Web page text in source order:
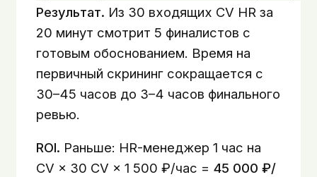
Результат. Из 30 входящих CV HR за
20 минут смотрит 5 финалистов с
готовым обоснованием. Время на
первичный скрининг сокращается с
30–45 часов до 3–4 часов финального
ревью.
ROI. Раньше: HR-менеджер 1 час на
CV × 30 CV × 1 500 ₽/час = 45 000 ₽/